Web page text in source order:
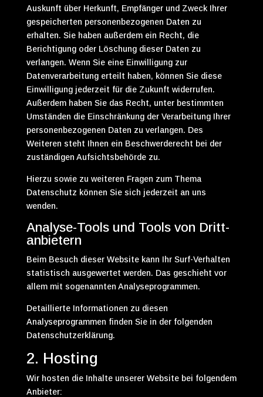
Auskunft über Herkunft, Empfänger und Zweck Ihrer
gespeicherten personenbezogenen Daten zu
erhalten. Sie haben außerdem ein Recht, die
Berichtigung oder Löschung dieser Daten zu
verlangen. Wenn Sie eine Einwilligung zur
Datenverarbeitung erteilt haben, können Sie diese
Einwilligung jederzeit für die Zukunft widerrufen.
Außerdem haben Sie das Recht, unter bestimmten
Umständen die Einschränkung der Verarbeitung Ihrer
personenbezogenen Daten zu verlangen. Des
Weiteren steht Ihnen ein Beschwerderecht bei der
zuständigen Aufsichtsbehörde zu.
Hierzu sowie zu weiteren Fragen zum Thema
Datenschutz können Sie sich jederzeit an uns
wenden.
Analyse-Tools und Tools von Dritt­
anbietern
Beim Besuch dieser Website kann Ihr Surf-Verhalten
statistisch ausgewertet werden. Das geschieht vor
allem mit sogenannten Analyseprogrammen.
Detaillierte Informationen zu diesen
Analyseprogrammen finden Sie in der folgenden
Datenschutzerklärung.
2. Hosting
Wir hosten die Inhalte unserer Website bei folgendem
Anbieter: